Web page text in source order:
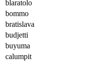
blaratolo
bommo
bratislava
budjetti
buyuma
calumpit